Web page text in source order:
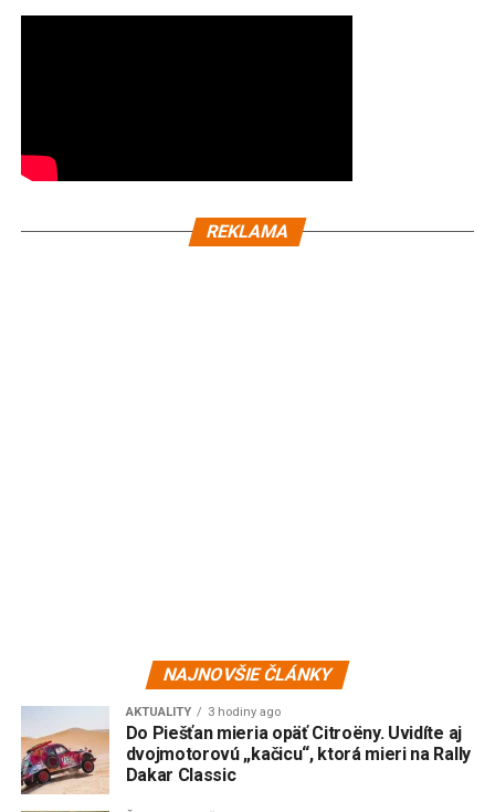
REKLAMA
NAJNOVŠIE ČLÁNKY
AKTUALITY 3 hodiny ago
Do Piešťan mieria opäť Citroëny. Uvidíte aj
dvojmotorovú „kačicu“, ktorá mieri na Rally
Dakar Classic